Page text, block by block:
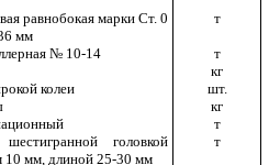
равнобокая марки Ст. 0
мм
т
№ 10-14 т
кг
колеи шт.
кг
т
головкой
10 мм, длиной 25-30 мм
т